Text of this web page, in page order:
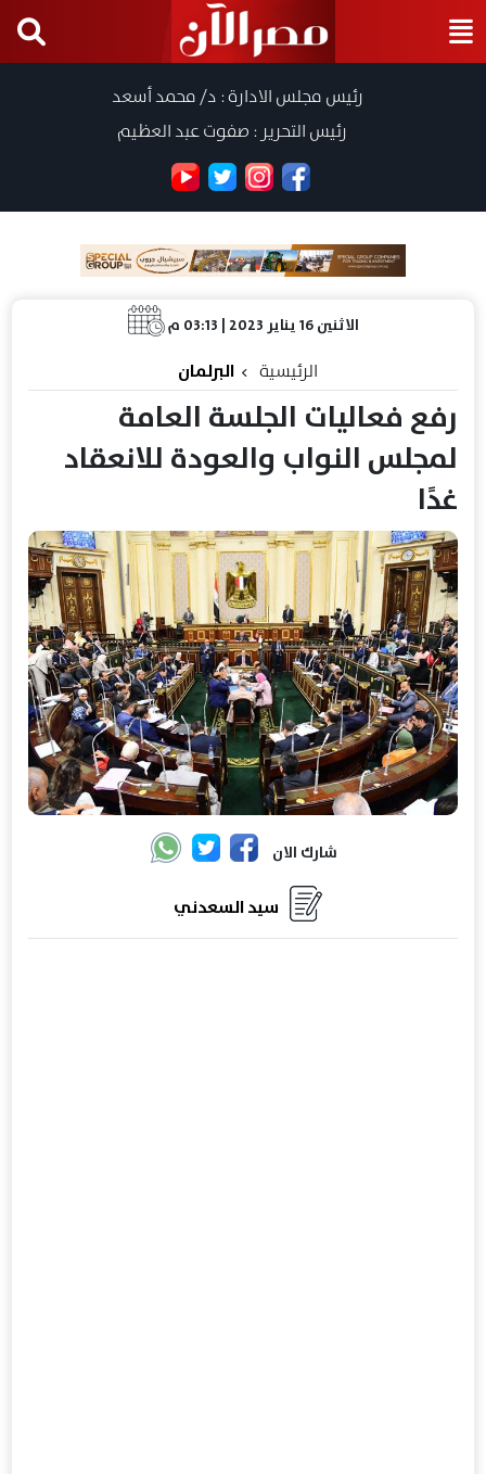
رئيس مجلس الادارة : د/ محمد أسعد
رئيس التحرير : صفوت عبد العظيم
الاثنين 16 يناير 2023 | 03:13 م
الرئيسية البرلمان
رفع فعاليات الجلسة العامة
لمجلس النواب والعودة للانعقاد
غدًا
شارك الان
سيد السعدني